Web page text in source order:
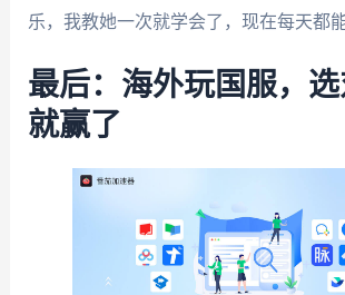
乐，我教她一次就学会了，现在每天都
最后：海外玩国服，
就赢了